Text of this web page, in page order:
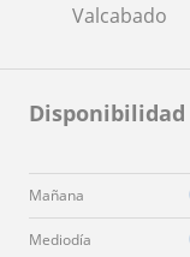
Valcabado
Disponibilidad
Mañana
Mediodía